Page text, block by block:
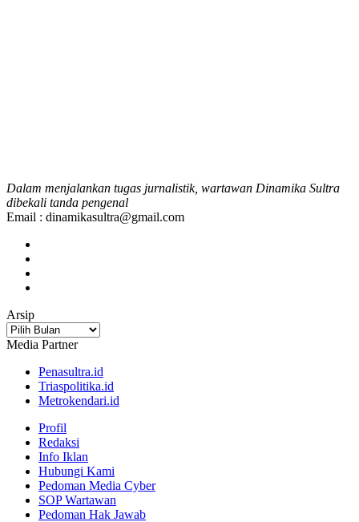
Dalam menjalankan tugas jurnalistik, wartawan Dinamika Sultra
dibekali tanda pengenal
Email : dinamikasultra@gmail.com
Arsip
Arsip
Media Partner
Penasultra.id
Triaspolitika.id
Metrokendari.id
Profil
Redaksi
Info Iklan
Hubungi Kami
Pedoman Media Cyber
SOP Wartawan
Pedoman Hak Jawab